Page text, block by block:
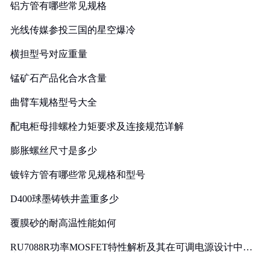
铝方管有哪些常见规格
光线传媒参投三国的星空爆冷
横担型号对应重量
锰矿石产品化合水含量
曲臂车规格型号大全
配电柜母排螺栓力矩要求及连接规范详解
膨胀螺丝尺寸是多少
镀锌方管有哪些常见规格和型号
D400球墨铸铁井盖重多少
覆膜砂的耐高温性能如何
RU7088R功率MOSFET特性解析及其在可调电源设计中的